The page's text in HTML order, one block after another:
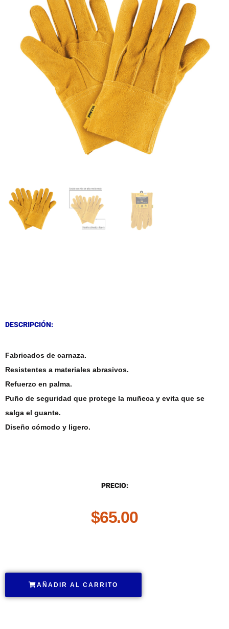
DESCRIPCIÓN:
Fabricados de carnaza.
Resistentes a materiales abrasivos.
Refuerzo en palma.
Puño de seguridad que protege la muñeca y evita que se
salga el guante.
Diseño cómodo y ligero.
PRECIO:
$65.00
AÑADIR AL CARRITO